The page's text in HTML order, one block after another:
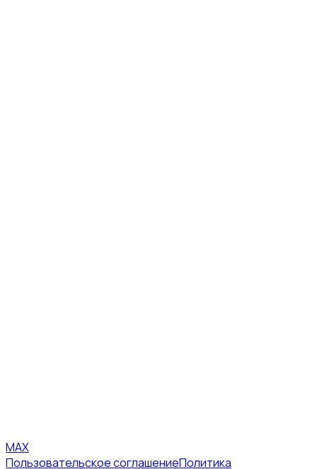
MAX
Пользовательское соглашениеПолитика